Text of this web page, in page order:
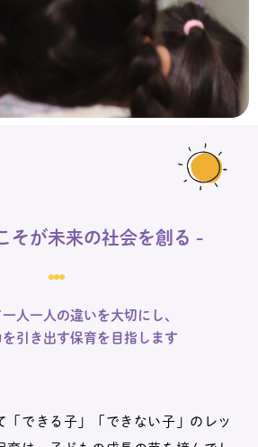
そが未来の社会を創る -
人一人の違いを大切にし、
引き出す保育を目指します
「できる子」「できない子」のレッ